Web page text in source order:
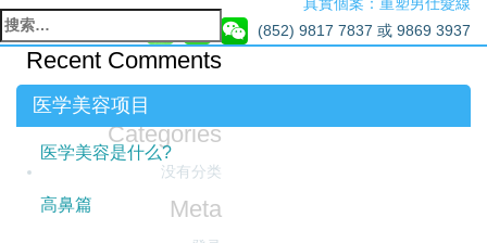
搜
索：Recent Comments
Archives
Categories
没有分类
Meta
(852) 9817 7837 或 9869 3937
医学美容项目
医学美容是什么?
高鼻篇